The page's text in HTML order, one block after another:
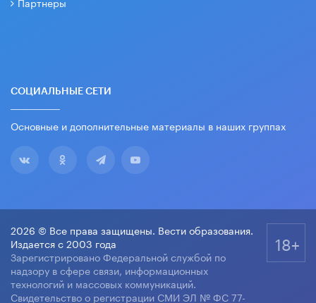
СОЦИАЛЬНЫЕ СЕТИ
Основные и дополнительные материалы в наших группах
2026 © Все права защищены. Вести образования.
Издается с 2003 года
Зарегистрировано Федеральной службой по
надзору в сфере связи, информационных
технологий и массовых коммуникаций.
Свидетельство о регистрации СМИ ЭЛ № ФС 77-
18+